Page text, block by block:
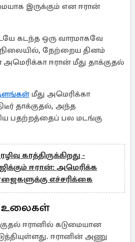
இருக்கும் என ஈரான்
கடந்த ஒரு வாரமாகவே
நேற்றைய தினம்
அமெரிக்கா ஈரான் மீது தாக்குதல்
மீது அமெரிக்கா
தாக்குதல், அந்த
பதற்றத்தைப் பல மடங்கு
காத்திருக்கிறது -
ஈரான்: அமெரிக்க
எச்சரிக்கை
உலைகள்
ஈரானில் கடுமையான
ஈரானின் அணு